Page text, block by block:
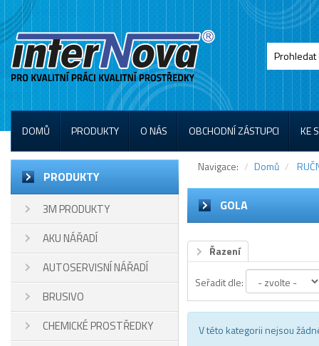
DOMŮ PRODUKTY O NÁS OBCHODNÍ ZÁSTUPCI KE
PRODUKTY
3M PRODUKTY
AKU NÁŘADÍ
AUTOSERVISNÍ NÁŘADÍ
BRUSIVO
CHEMICKÉ PROSTŘEDKY
Navigace: Domů
GOLA
Řazení
Seřadit dle:
V této kategorii nejsou